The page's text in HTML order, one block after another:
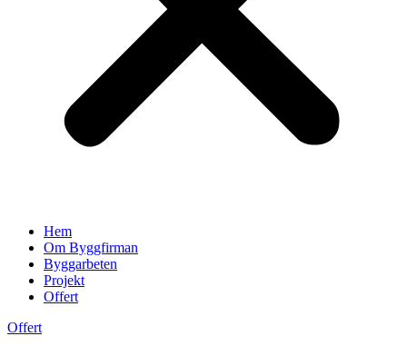
Hem
Om Byggfirman
Byggarbeten
Projekt
Offert
Offert